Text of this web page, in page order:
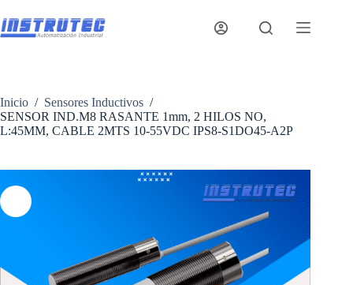
al
contenido
Inicio / Sensores Inductivos /
SENSOR IND.M8 RASANTE 1mm, 2 HILOS NO,
L:45MM, CABLE 2MTS 10-55VDC IPS8-S1DO45-A2P